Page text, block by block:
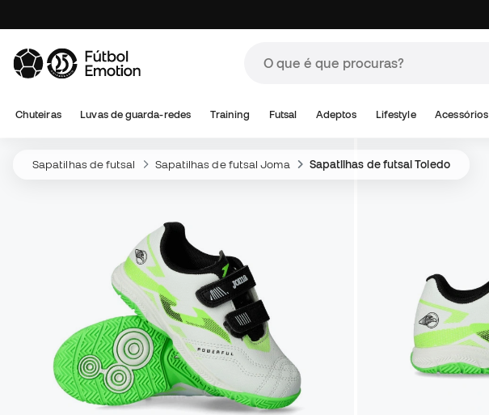
Chuteiras Luvas de guarda-redes Training Futsal Adeptos Lifestyle Acessórios
Sapatilhas de futsal Sapatilhas de futsal Joma Sapatilhas de futsal Toledo